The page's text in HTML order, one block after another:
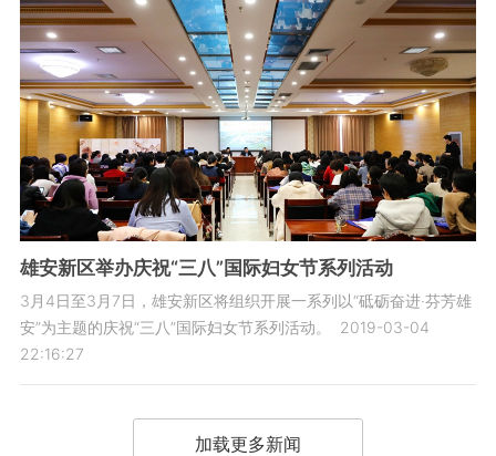
雄安新区举办庆祝“三八”国际妇女节系列活动
3月4日至3月7日，雄安新区将组织开展一系列以“砥砺奋进·芬芳雄
安”为主题的庆祝“三八”国际妇女节系列活动。
2019-03-04
22:16:27
加载更多新闻